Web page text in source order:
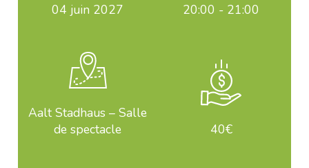
04 juin 2027 20:00 - 21:00
Aalt Stadhaus – Salle
de spectacle
40€